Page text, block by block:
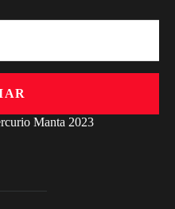
Manta 2023